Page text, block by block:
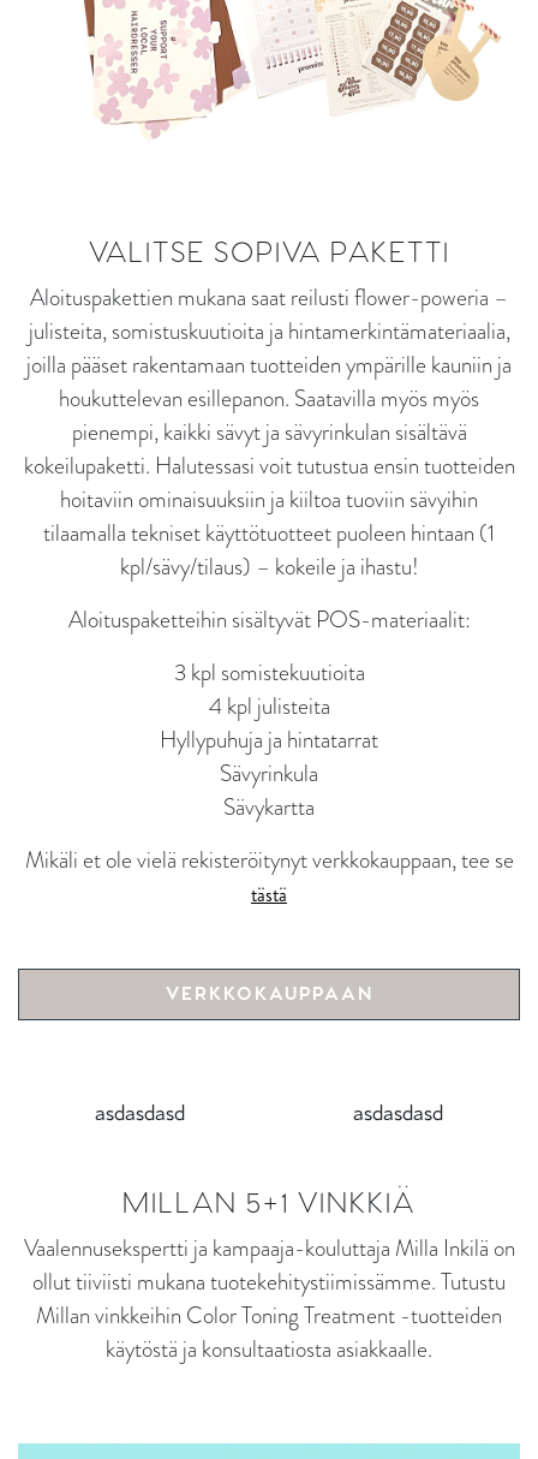
VALITSE SOPIVA PAKETTI
Aloituspakettien mukana saat reilusti flower-poweria –
julisteita, somistuskuutioita ja hintamerkintämateriaalia,
joilla pääset rakentamaan tuotteiden ympärille kauniin ja
houkuttelevan esillepanon. Saatavilla myös myös
pienempi, kaikki sävyt ja sävyrinkulan sisältävä
kokeilupaketti. Halutessasi voit tutustua ensin tuotteiden
hoitaviin ominaisuuksiin ja kiiltoa tuoviin sävyihin
tilaamalla tekniset käyttötuotteet puoleen hintaan (1
kpl/sävy/tilaus) – kokeile ja ihastu!
Aloituspaketteihin sisältyvät POS-materiaalit:
3 kpl somistekuutioita
4 kpl julisteita
Hyllypuhuja ja hintatarrat
Sävyrinkula
Sävykartta
Mikäli et ole vielä rekisteröitynyt verkkokauppaan, tee se
tästä
VERKKOKAUPPAAN
asdasdasd asdasdasd
MILLAN 5+1 VINKKIÄ
Vaalennusekspertti ja kampaaja-kouluttaja Milla Inkilä on
ollut tiiviisti mukana tuotekehitystiimissämme. Tutustu
Millan vinkkeihin Color Toning Treatment -tuotteiden
käytöstä ja konsultaatiosta asiakkaalle.